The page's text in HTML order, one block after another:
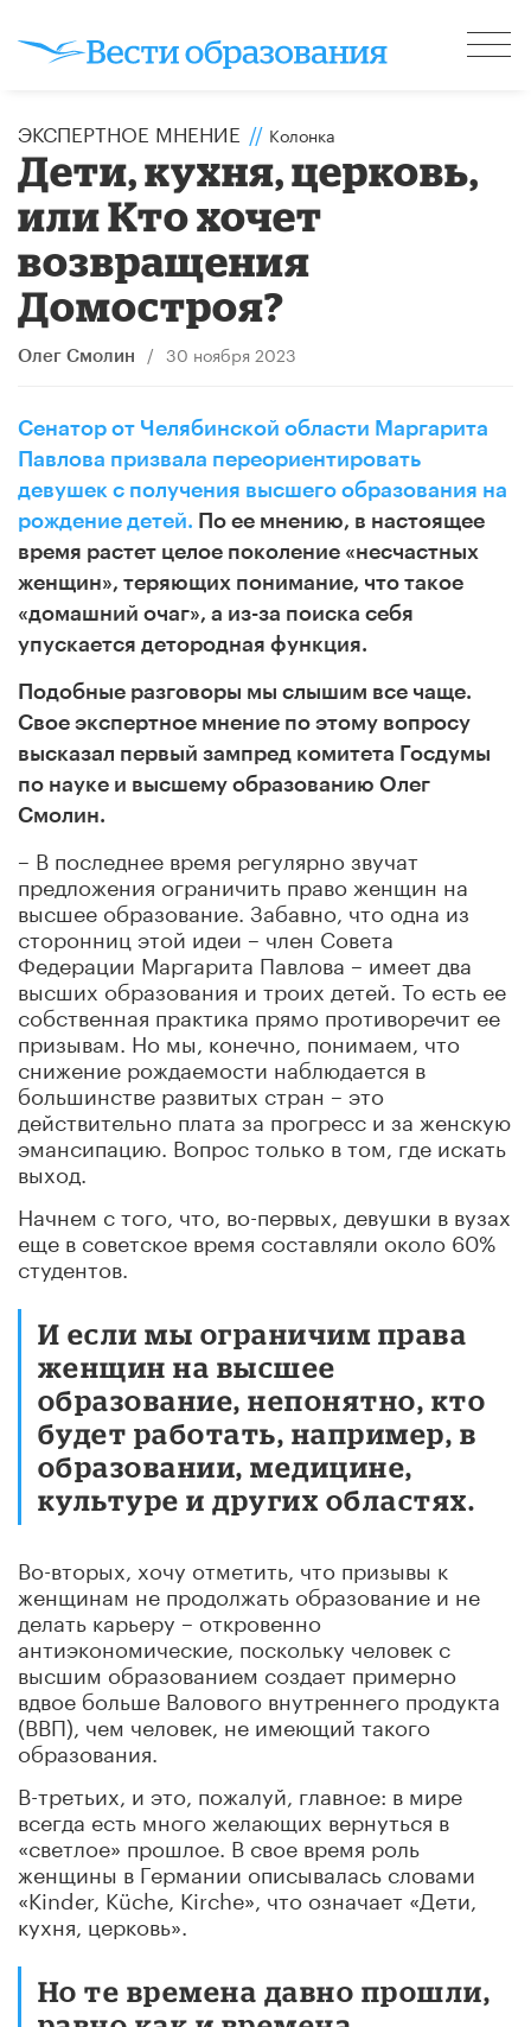
ЭКСПЕРТНОЕ МНЕНИЕ // Колонка
Дети, кухня, церковь,
или Кто хочет
возвращения
Домостроя?
Олег Смолин / 30 ноября 2023
Сенатор от Челябинской области Маргарита
Павлова призвала переориентировать
девушек с получения высшего образования на
рождение детей. По ее мнению, в настоящее
время растет целое поколение «несчастных
женщин», теряющих понимание, что такое
«домашний очаг», а из-за поиска себя
упускается детородная функция.
Подобные разговоры мы слышим все чаще.
Свое экспертное мнение по этому вопросу
высказал первый зампред комитета Госдумы
по науке и высшему образованию Олег
Смолин.
– В последнее время регулярно звучат
предложения ограничить право женщин на
высшее образование. Забавно, что одна из
сторонниц этой идеи – член Совета
Федерации Маргарита Павлова – имеет два
высших образования и троих детей. То есть ее
собственная практика прямо противоречит ее
призывам. Но мы, конечно, понимаем, что
снижение рождаемости наблюдается в
большинстве развитых стран – это
действительно плата за прогресс и за женскую
эмансипацию. Вопрос только в том, где искать
выход.
Начнем с того, что, во-первых, девушки в вузах
еще в советское время составляли около 60%
студентов.
И если мы ограничим права
женщин на высшее
образование, непонятно, кто
будет работать, например, в
образовании, медицине,
культуре и других областях.
Во-вторых, хочу отметить, что призывы к
женщинам не продолжать образование и не
делать карьеру – откровенно
антиэкономические, поскольку человек с
высшим образованием создает примерно
вдвое больше Валового внутреннего продукта
(ВВП), чем человек, не имеющий такого
образования.
В-третьих, и это, пожалуй, главное: в мире
всегда есть много желающих вернуться в
«светлое» прошлое. В свое время роль
женщины в Германии описывалась словами
«Kinder, Küche, Kirche», что означает «Дети,
кухня, церковь».
Но те времена давно прошли,